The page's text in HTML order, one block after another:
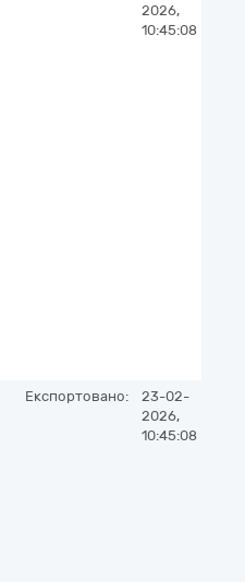
2026,
10:45:08
Експортовано:
23-02-
2026,
10:45:08